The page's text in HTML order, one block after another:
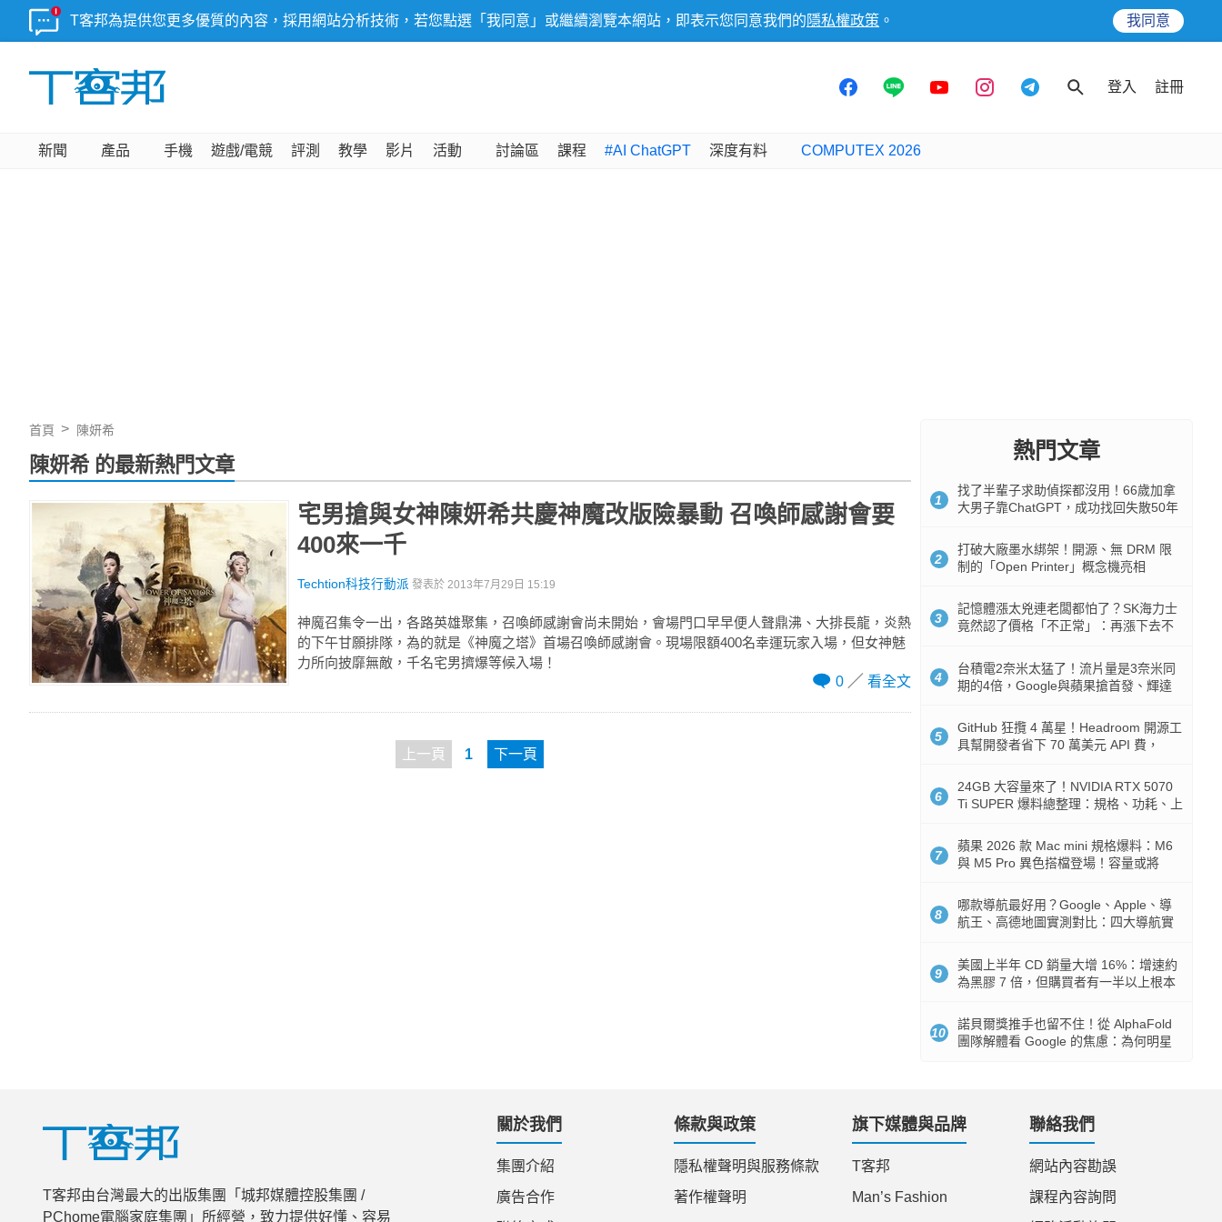
T客邦為提供您更多優質的內容，採用網站分析技術，若您點選「我同意」或繼續瀏覽本網站，即表示您同意我們的 隱私權政策 。 我同意
登入 註冊
新聞 產品 手機 遊戲/電競 評測 教學 影片 活動 討論區 課程 #AI ChatGPT 深度有料 COMPUTEX 2026
首頁 陳妍希
陳妍希 的最新熱門文章
宅男搶與女神陳妍希共慶神魔改版險暴動 召喚師感謝會要
400來一千
Techtion科技行動派 發表於 2013年7月29日 15:19
神魔召集令一出，各路英雄聚集，召喚師感謝會尚未開始，會場門口早早便人聲鼎沸、大排長龍，炎熱
的下午甘願排隊，為的就是《神魔之塔》首場召喚師感謝會。現場限額400名幸運玩家入場，但女神魅
力所向披靡無敵，千名宅男擠爆等候入場！
0
看全文
上一頁 1 下一頁
熱門文章
1
找了半輩子求助偵探都沒用！66歲加拿
大男子靠ChatGPT，成功找回失散50年
2
打破大廠墨水綁架！開源、無 DRM 限
制的「Open Printer」概念機亮相
3
記憶體漲太兇連老闆都怕了？SK海力士
竟然認了價格「不正常」：再漲下去不
4
台積電2奈米太猛了！流片量是3奈米同
期的4倍，Google與蘋果搶首發、輝達
5
GitHub 狂攬 4 萬星！Headroom 開源工
具幫開發者省下 70 萬美元 API 費，
6
24GB 大容量來了！NVIDIA RTX 5070
Ti SUPER 爆料總整理：規格、功耗、上
7
蘋果 2026 款 Mac mini 規格爆料：M6
與 M5 Pro 異色搭檔登場！容量或將
8
哪款導航最好用？Google、Apple、導
航王、高德地圖實測對比：四大導航實
9
美國上半年 CD 銷量大增 16%：增速約
為黑膠 7 倍，但購買者有一半以上根本
10
諾貝爾獎推手也留不住！從 AlphaFold
團隊解體看 Google 的焦慮：為何明星
T客邦由台灣最大的出版集團「城邦媒體控股集團 /
PChome電腦家庭集團」所經營，致力提供好懂、容易
關於我們
集團介紹
廣告合作
條款與政策
隱私權聲明與服務條款
著作權聲明
旗下媒體與品牌
T客邦
Man’s Fashion
聯絡我們
網站內容勘誤
課程內容詢問